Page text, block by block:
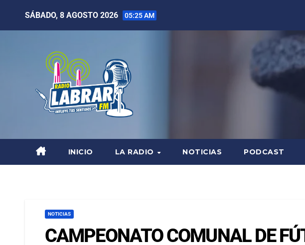
SÁBADO, 8 AGOSTO 2026 05:25 AM
INICIO LA RADIO NOTICIAS PODCAST
NOTICIAS
CAMPEONATO COMUNAL DE